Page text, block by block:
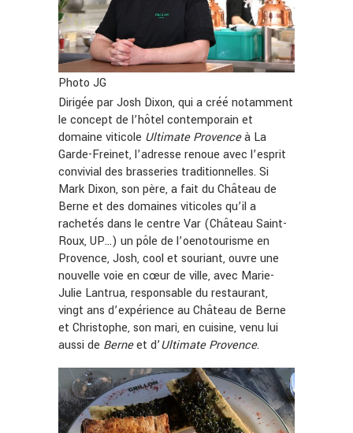
Photo JG
Dirigée par Josh Dixon, qui a créé notamment
le concept de l’hôtel contemporain et
domaine viticole Ultimate Provenceà La
Garde-Freinet, l’adresse renoue avec l’esprit
convivial des brasseries traditionnelles. Si
Mark Dixon, son père, a fait du Château de
Berne et des domaines viticoles qu’il a
rachetés dans le centre Var (Château Saint-
Roux, UP…) un pôle de l’oenotourisme en
Provence, Josh, cool et souriant, ouvre une
nouvelle voie en cœur de ville, avec Marie-
Julie Lantrua, responsable du restaurant,
vingt ans d’expérience au Château de Berne
et Christophe, son mari, en cuisine, venu lui
aussi de Berneet d’Ultimate Provence.